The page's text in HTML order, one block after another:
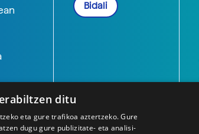
Bidali
ditu
eta gure trafikoa aztertzeko. Gure
dugu gure publizitate- eta analisi-